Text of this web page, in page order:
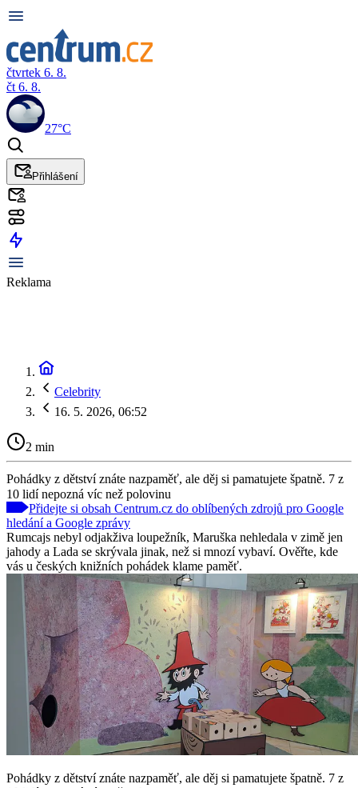
čtvrtek 6. 8.
čt 6. 8.
27°C
Přihlášení
Reklama
Celebrity
16. 5. 2026, 06:52
2 min
Pohádky z dětství znáte nazpaměť, ale děj si pamatujete špatně. 7 z
10 lidí nepozná víc než polovinu
Přidejte si obsah Centrum.cz do oblíbených zdrojů pro Google
hledání a Google zprávy
Rumcajs nebyl odjakživa loupežník, Maruška nehledala v zimě jen
jahody a Lada se skrývala jinak, než si mnozí vybaví. Ověřte, kde
vás u českých knižních pohádek klame paměť.
Pohádky z dětství znáte nazpaměť, ale děj si pamatujete špatně. 7 z